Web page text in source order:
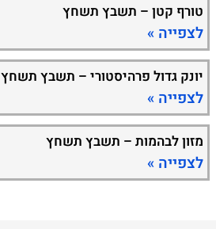
טורף קטן – תשבץ תשחץ
לצפייה »
יונק גדול פרהיסטורי – תשבץ תשחץ
לצפייה »
מזון לבהמות – תשבץ תשחץ
לצפייה »